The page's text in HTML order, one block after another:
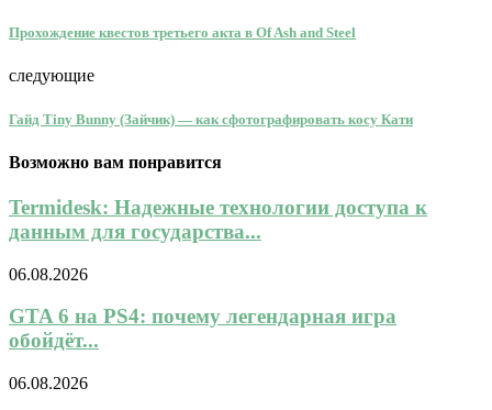
Прохождение квестов третьего акта в Of Ash and Steel
следующие
Гайд Tiny Bunny (Зайчик) — как сфотографировать косу Кати
Возможно вам понравится
Termidesk: Надежные технологии доступа к
данным для государства...
06.08.2026
GTA 6 на PS4: почему легендарная игра
обойдёт...
06.08.2026